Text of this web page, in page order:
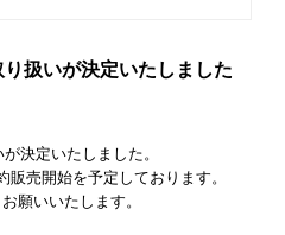
扱いが決定いたしました
決定いたしました。
売開始を予定しております。
願いいたします。